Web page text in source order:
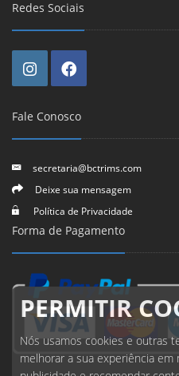
Redes Sociais
Fale Conosco
secretaria@bctrims.com
Deixe sua mensagem
Política de Privacidade
Forma de Pagamento
PERMITIR
Nós usamos cookies e outras
melhorar a sua experiência em